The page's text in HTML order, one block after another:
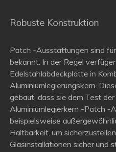
Robuste Konstruktion
Patch -Ausstattungen sind
bekannt. In der Regel
Edelstahlabdeckplatte in
Aluminiumlegierungskern.
gebaut, dass sie dem Test
Aluminiumlegierkern -Patch -
beispielsweise
Haltbarkeit, um
Glasinstallationen sicher und